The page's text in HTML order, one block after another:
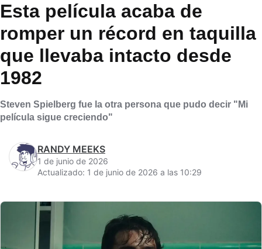
Esta película acaba de
romper un récord en taquilla
que llevaba intacto desde
1982
Steven Spielberg fue la otra persona que pudo decir "Mi
película sigue creciendo"
RANDY MEEKS
1 de junio de 2026
Actualizado: 1 de junio de 2026 a las 10:29